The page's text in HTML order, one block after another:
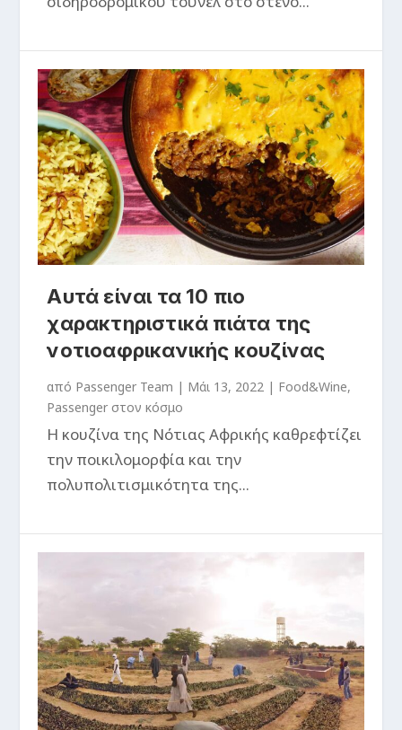
Αυτά είναι τα 10 πιο
χαρακτηριστικά πιάτα της
νοτιοαφρικανικής κουζίνας
από Passenger Team | Μάι 13, 2022 | Food&Wine,
Passenger στον κόσμο
Η κουζίνα της Νότιας Αφρικής καθρεφτίζει
την ποικιλομορφία και την
πολυπολιτισμικότητα της...